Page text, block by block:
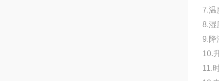
7.
8.湿
9.
10.
11.